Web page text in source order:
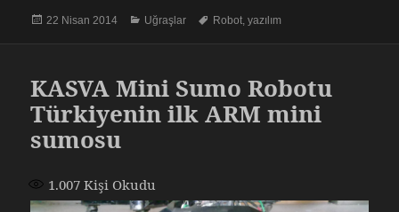
Yayın
22 Nisan 2014 Kategoriler
Uğraşlar Etiketler
Robot,yazılım
KASVA Mini Sumo Robotu
Türkiyenin ilk ARM mini
sumosu
1.007 Kişi Okudu